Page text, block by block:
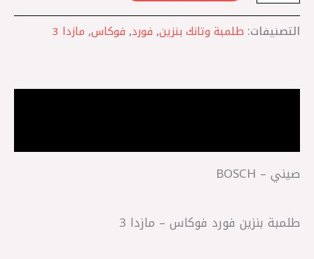
التصنيفات: طلمبة وتانك بنزين, فورد, فوكاس, مازدا 3
صيني – BOSCH
طلمبة بنزين فورد فوكاس – مازدا 3